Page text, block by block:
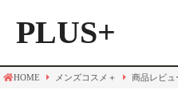
PLUS+
メンズコスメ
HOME メンズコスメ＋ 商品レビュ